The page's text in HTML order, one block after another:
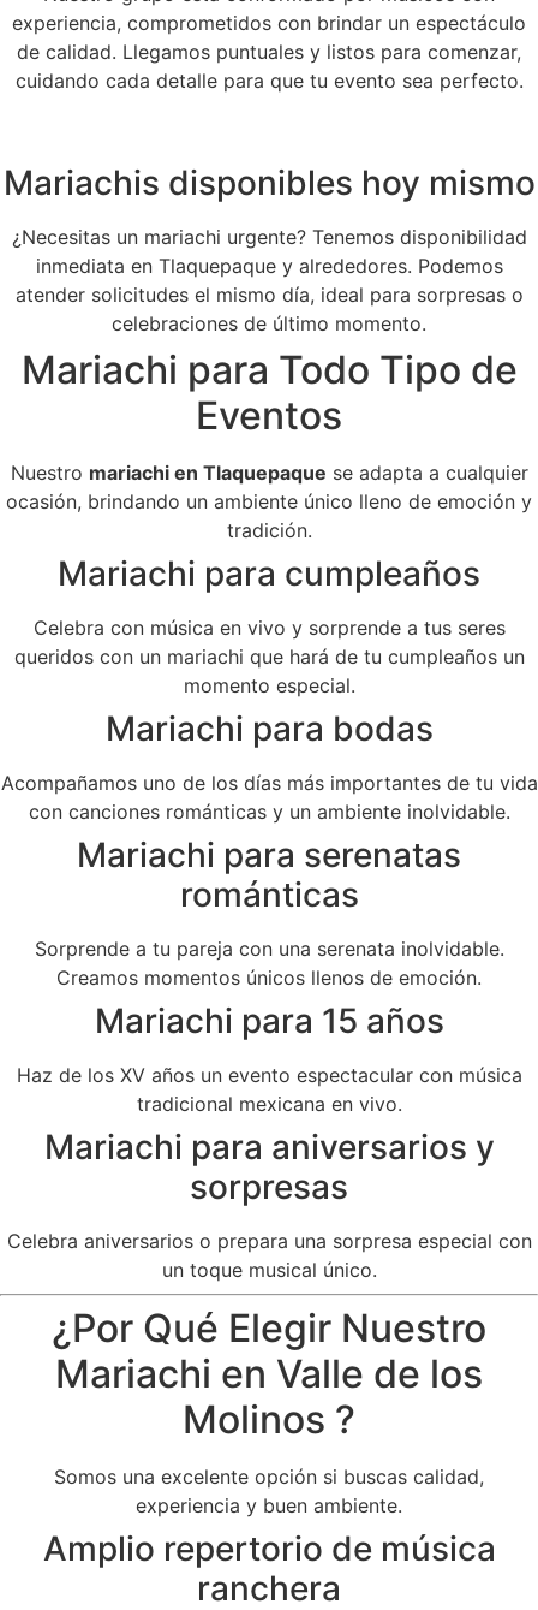
experiencia, comprometidos con brindar un espectáculo
de calidad. Llegamos puntuales y listos para comenzar,
cuidando cada detalle para que tu evento sea perfecto.
Mariachis disponibles hoy mismo
¿Necesitas un mariachi urgente? Tenemos disponibilidad
inmediata en Tlaquepaque y alrededores. Podemos
atender solicitudes el mismo día, ideal para sorpresas o
celebraciones de último momento.
Mariachi para Todo Tipo de
Eventos
Nuestro mariachi en Tlaquepaque se adapta a cualquier
ocasión, brindando un ambiente único lleno de emoción y
tradición.
Mariachi para cumpleaños
Celebra con música en vivo y sorprende a tus seres
queridos con un mariachi que hará de tu cumpleaños un
momento especial.
Mariachi para bodas
Acompañamos uno de los días más importantes de tu vida
con canciones románticas y un ambiente inolvidable.
Mariachi para serenatas
románticas
Sorprende a tu pareja con una serenata inolvidable.
Creamos momentos únicos llenos de emoción.
Mariachi para 15 años
Haz de los XV años un evento espectacular con música
tradicional mexicana en vivo.
Mariachi para aniversarios y
sorpresas
Celebra aniversarios o prepara una sorpresa especial con
un toque musical único.
¿Por Qué Elegir Nuestro
Mariachi en Valle de los
Molinos ?
Somos una excelente opción si buscas calidad,
experiencia y buen ambiente.
Amplio repertorio de música
ranchera